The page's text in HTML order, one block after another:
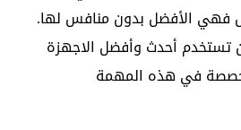
فهي الأفضل بدون منافس لها.
أحدث وأفضل الاجهزة
في هذه المهمة